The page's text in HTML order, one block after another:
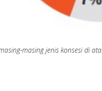
masing jenis konsesi di